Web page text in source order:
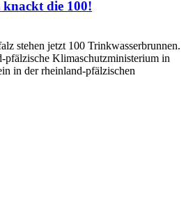
die 100!
stehen jetzt 100 Trinkwasserbrunnen.
pfälzische Klimaschutzministerium in
in der rheinland-pfälzischen